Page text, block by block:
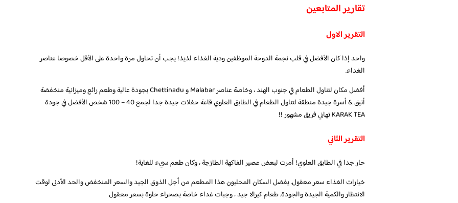
تقارير المتابعين
التقرير الاول
واحد إذا كان الأفضل في قلب نجمة الدوحة الموظفين ودية الغذاء لذيذ! يجب أن تحاول مرة واحدة على الأقل خصوصا عناصر
الغداء.
أفضل مكان لتناول الطعام في جنوب الهند ، وخاصة عناصر Malabar و Chettinadu بجودة عالية وطعم رائع وميزانية منخفضة
أنيق & أسرة جيدة منطقة لتناول الطعام في الطابق العلوي قاعة حفلات جيدة جدا لجمع 40 – 100 شخص الأفضل في جودة
KARAK TEA تهاني فريق مشهور !!
التقرير الثاني
حار جدا في الطابق العلوي! أمرت لبعض عصير الفاكهة الطازجة ، وكان طعم سيء للغاية!
خيارات الغذاء سعر معقول. يفضل السكان المحليون هذا المطعم من أجل الذوق الجيد والسعر المنخفض والحد الأدنى لوقت
الانتظار والكمية الجيدة والجودة. طعام كيرالا جيد ، وجبات غداء خاصة بصحراء حلوة بسعر معقول